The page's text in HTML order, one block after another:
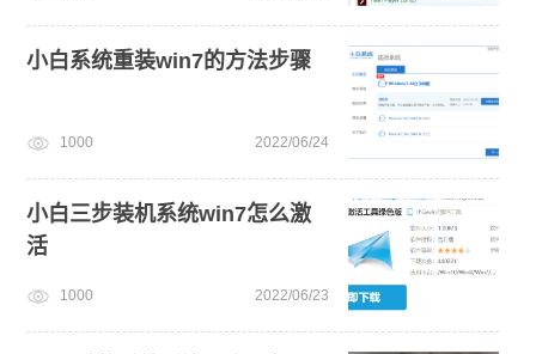
小白系统重装win7的方法步骤
1000 2022/06/24
小白三步装机系统win7怎么激
活
1000 2022/06/23